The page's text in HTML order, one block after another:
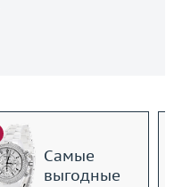
Самые
выгодные